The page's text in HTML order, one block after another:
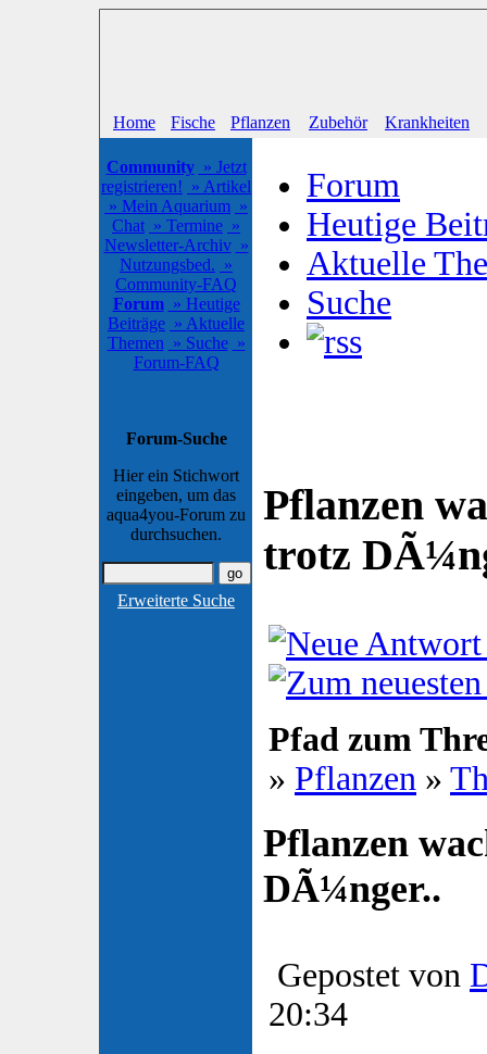
Home Fische Pflanzen Zubehör Krankheiten
Community » Jetzt
registrieren! » Artikel
» Mein Aquarium »
Chat » Termine »
Newsletter-Archiv »
Nutzungsbed. »
Community-FAQ
Forum » Heutige
Beiträge » Aktuelle
Themen » Suche »
Forum-FAQ
Forum-Suche
Hier ein Stichwort
eingeben, um das
aqua4you-Forum zu
durchsuchen.
Erweiterte Suche
Forum
Heutige
Aktuelle
Suche
Pflanzen
trotz
Pfad zum
» Pflanzen »
Pflanzen
DÃ¼nger..
Gepostet von
20:34